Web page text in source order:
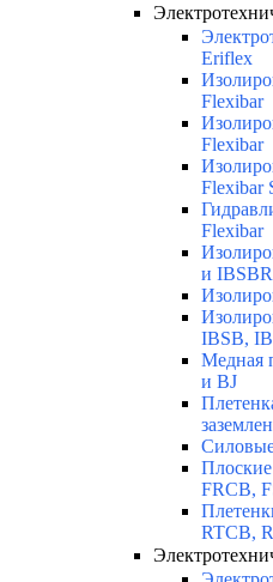
Eriflex
Flexibar
Flexibar
Flexibar
Flexibar
и IBSBR
IBSB,
Медная
и BJ
FRCB,
RTCB,